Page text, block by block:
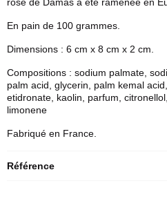
rose de Damas à été ramenée en
En pain de 100 grammes.
Dimensions : 6 cm x 8 cm x 2 cm.
Compositions : sodium palmate,
palm acid, glycerin, palm kemal
etidronate, kaolin, parfum,
limonene
Fabriqué en France.
Référence